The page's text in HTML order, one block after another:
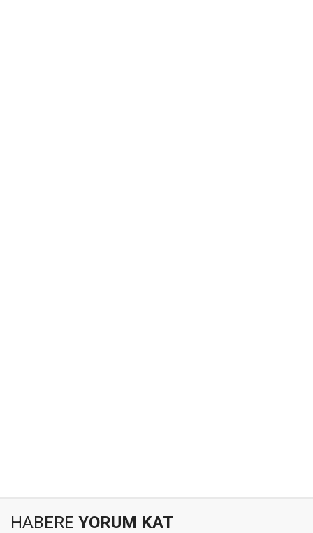
HABERE YORUM KAT